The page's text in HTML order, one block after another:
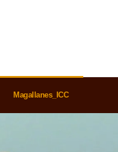
Magallanes_ICC